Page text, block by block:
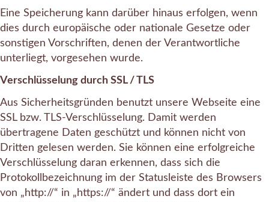
Eine Speicherung kann darüber hinaus erfolgen, wenn
dies durch europäische oder nationale Gesetze oder
sonstigen Vorschriften, denen der Verantwortliche
unterliegt, vorgesehen wurde.
Verschlüsselung durch SSL / TLS
Aus Sicherheitsgründen benutzt unsere Webseite eine
SSL bzw. TLS-Verschlüsselung. Damit werden
übertragene Daten geschützt und können nicht von
Dritten gelesen werden. Sie können eine erfolgreiche
Verschlüsselung daran erkennen, dass sich die
Protokollbezeichnung im der Statusleiste des Browsers
von „http://“ in „https://“ ändert und dass dort ein